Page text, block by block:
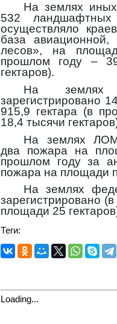
На землях иных
532
осуществляло
база
лесов», на
прошлом году –
гектаров).
На землях
зарегистрировано
915,9 гектара (в
18,4 тысячи
На землях ЛОМ
два пожара на
прошлом году за
пожара на площади
На землях
зарегистрировано
площади 25
Теги:
Loading...